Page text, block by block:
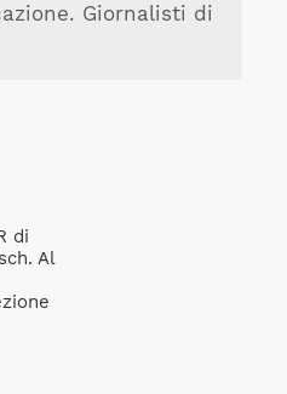
Giornalisti di
di
Al